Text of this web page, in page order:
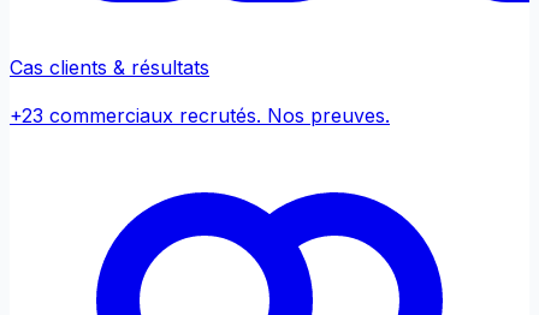
Cas clients & résultats
+23 commerciaux recrutés. Nos preuves.